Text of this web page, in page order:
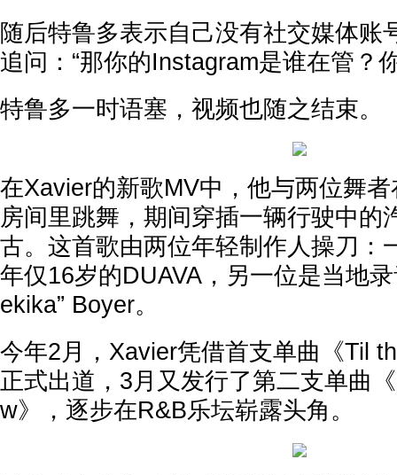
随后特鲁多表示自己没有社交媒体账
追问：“那你的Instagram是谁在管？
特鲁多一时语塞，视频也随之结束。
在Xavier的新歌MV中，他与两位舞
房间里跳舞，期间穿插一辆行驶中的
古。这首歌由两位年轻制作人操刀：
年仅16岁的DUAVA，另一位是当地
ekika” Boyer。
今年2月，Xavier凭借首支单曲《Til
正式出道，3月又发行了第二支单曲
w》，逐步在R&B乐坛崭露头角。